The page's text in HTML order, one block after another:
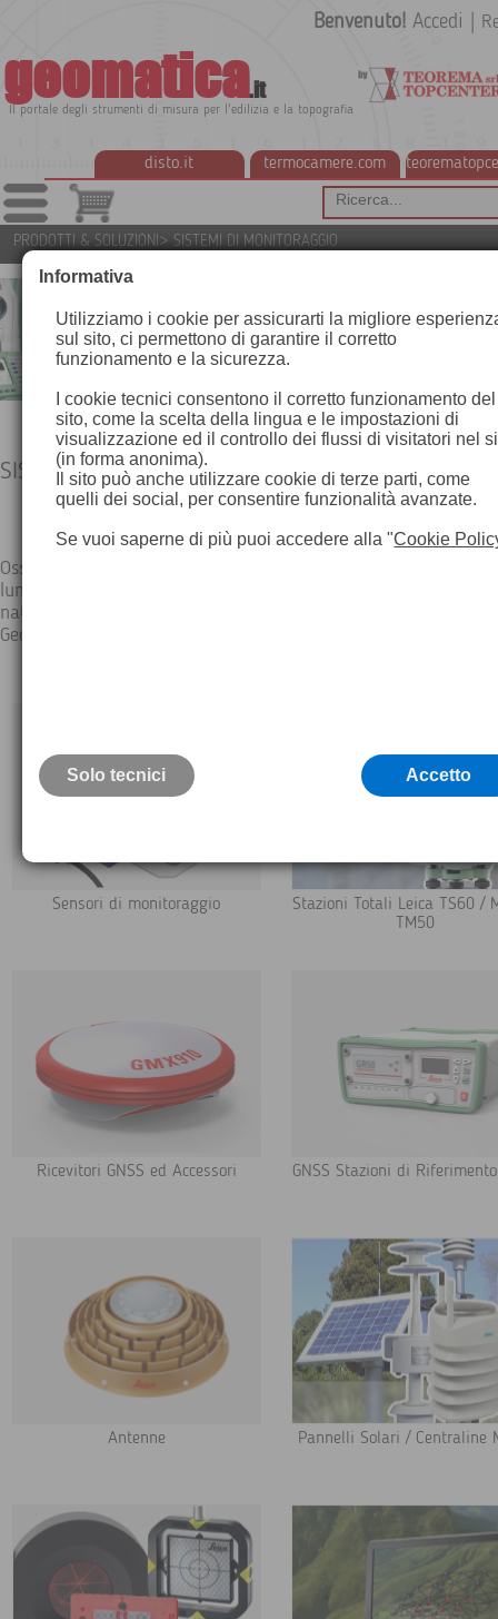
geomatica.it
Il portale degli strumenti di misura per l'edilizia e la topografia
disto.it termocamere.com
Benvenuto! Accedi
PRODOTTI & SOLUZIONI> SISTEMI DI MONITORAGGIO
SISTEMI DI MONITORAGGIO
Osservando il movimento di un pendio vulcanico o la struttura
lungo ponte; se misuri, analizzi e gestisci la struttura degli
naturali o creati dall'uomo: il sistema di monitoraggio di Leica
Geosystems ti offre la giusta soluzione per ogni applicazione.
Sensori di monitoraggio
Stazioni Totali Leica TS60 /
TM50
Ricevitori GNSS ed Accessori GNSS Stazioni di
Antenne Pannelli Solari / Centraline
Informativa
Utilizziamo i cookie per assicurarti la migliore
sul sito, ci permettono di garantire il corretto
funzionamento e la sicurezza.
I cookie tecnici consentono il corretto funzionamento del
sito, come la scelta della lingua e le impostazioni di
visualizzazione ed il controllo dei flussi di visitatori nel
(in forma anonima).
Il sito può anche utilizzare cookie di terze parti, come
quelli dei social, per consentire funzionalità avanzate.
Se vuoi saperne di più puoi accedere alla "Cookie
Solo tecnici Accetto